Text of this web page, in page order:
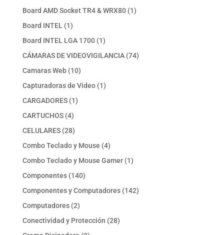
productos
Board AMD Socket TR4 & WRX80 11
Board INTEL 11
producto
Board INTEL LGA 1700 11
producto
CÁMARAS DE VIDEOVIGILANCIA 7474
Camaras Web 1010
productos
Capturadoras de Video 11
CARGADORES 11
CARTUCHOS 44
productos
CELULARES 2828
productos
Combo Teclado y Mouse 44
productos
Combo Teclado y Mouse Gamer 11
Componentes 140140
productos
Componentes y Computadores 142142
Computadores 22
productos
Conectividad y Protección 2828